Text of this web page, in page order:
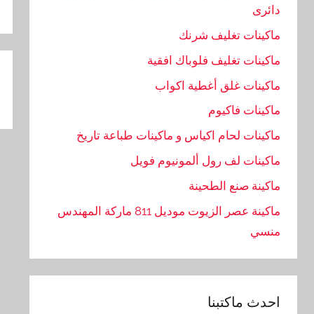
دائرى
ماكينات تغليف شرنك
ماكينات تغليف فلوباك افقية
ماكينات غلق أغطية اكواب
ماكينات فاكيوم
ماكينات لحام اكياس و ماكينات طباعة تاريخ
ماكينات لف رول ألمونيوم فويل
ماكينة صنع الطحينة
ماكينة عصر الزيوت موديل 811 ماركة المهندس
منسي
احدث ماكتبنا